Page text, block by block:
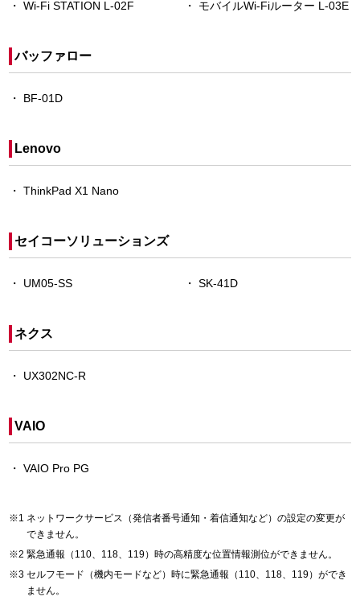
Wi-Fi STATION L-02F モバイルWi-Fiルーター L-03E
バッファロー
BF-01D
Lenovo
ThinkPad X1 Nano
セイコーソリューションズ
UM05-SS SK-41D
ネクス
UX302NC-R
VAIO
VAIO Pro PG
ネットワークサービス（発信者番号通知・着信通知など）の設定の変更が
できません。
緊急通報（110、118、119）時の高精度な位置情報測位ができません。
セルフモード（機内モードなど）時に緊急通報（110、118、119）ができ
ません。